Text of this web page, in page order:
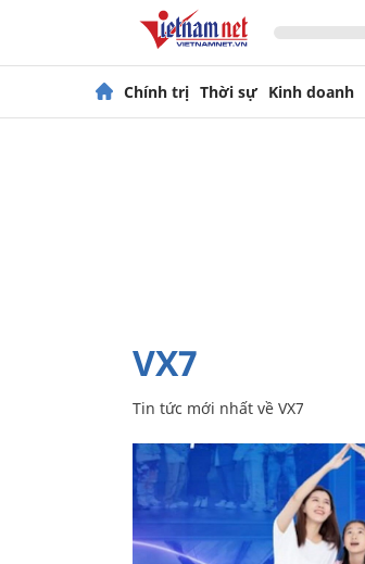
Chính trị Thời sự Kinh doanh
VX7
Tin tức mới nhất về VX7